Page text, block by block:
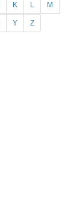
K L M
Y Z